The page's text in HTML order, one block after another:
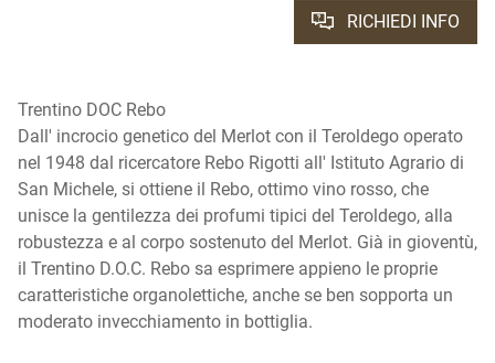
RICHIEDI INFO
Trentino DOC Rebo
Dall' incrocio genetico del Merlot con il Teroldego operato
nel 1948 dal ricercatore Rebo Rigotti all' Istituto Agrario di
San Michele, si ottiene il Rebo, ottimo vino rosso, che
unisce la gentilezza dei profumi tipici del Teroldego, alla
robustezza e al corpo sostenuto del Merlot. Già in gioventù,
il Trentino D.O.C. Rebo sa esprimere appieno le proprie
caratteristiche organolettiche, anche se ben sopporta un
moderato invecchiamento in bottiglia.